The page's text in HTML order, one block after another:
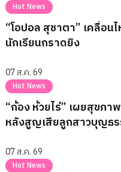
Hot News
“โอปอล สุชาตา” เคลื่อน
นักเรียนกราดยิง
07 ส.ค. 69
Hot News
“ก้อง ห้วยไร่” เผยสุขภา
หลังสูญเสียลูกสาวบุญธ
07 ส.ค. 69
Hot News